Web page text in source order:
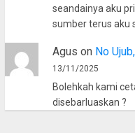
seandainya aku
sumber terus aku
Agus on No
13/11/2025
Bolehkah kami
disebarluaskan ?